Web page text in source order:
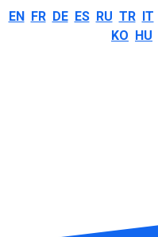
EN FR DE ES RU TR IT
KO HU